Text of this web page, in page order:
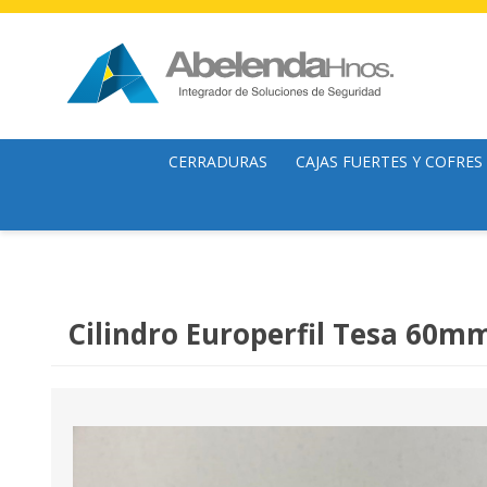
CERRADURAS
Cerraduras mecánicas
Candados
CAJAS FUERTES Y COFRES
Cofres
Organizador de billetes
Cilindro Europerfil Tesa